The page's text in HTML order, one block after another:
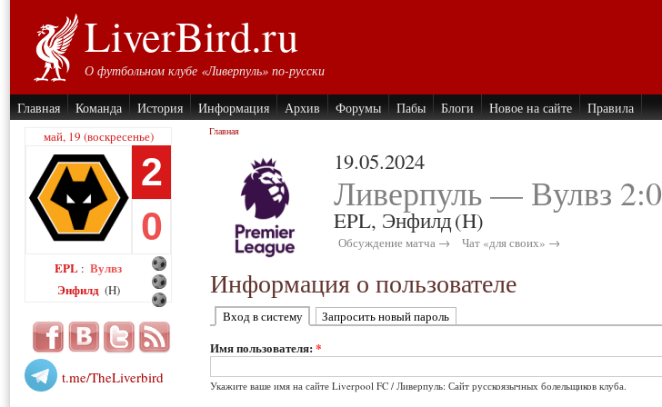
LiverBird.ru
О футбольном клубе «Ливерпуль» по-русски
Главная Команда История Информация Архив Форумы Пабы Блоги Новое на сайте Правила
май, 19 (воскресенье)
2
0
EPL : Вулвз
Энфилд (H)
t.me/TheLiverbird
Главная
19.05.2024
Ливерпуль — Вулвз 2:0
EPL, Энфилд(H)
Обсуждение матча → Чат «для своих» →
Информация о пользователе
Вход в систему Запросить новый пароль
Имя пользователя:*
Укажите ваше имя на сайте Liverpool FC / Ливерпуль: Сайт русскоязычных болельщиков клуба.